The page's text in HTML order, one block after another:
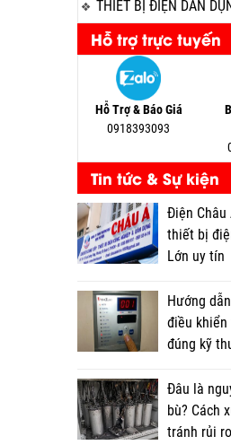
THIẾT BỊ ĐIỆN DÂN
Hỗ trợ trực tuyến
Hỗ Trợ & Báo Giá
0918393093
Tin tức & Sự kiện
Điện Châu
thiết bị
Lớn uy tín
Hướng
điều khiển
đúng kỹ
Đâu là
bù? Cách
tránh rủi ro